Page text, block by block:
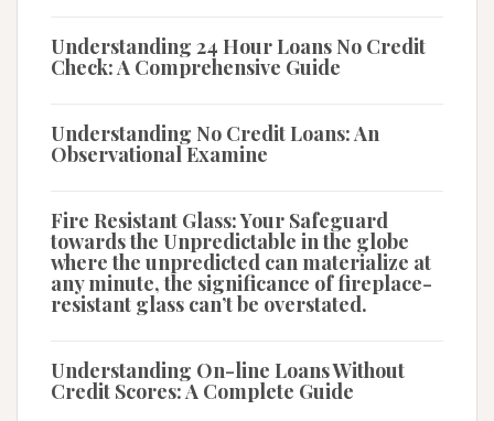
Understanding 24 Hour Loans No Credit
Check: A Comprehensive Guide
Understanding No Credit Loans: An
Observational Examine
Fire Resistant Glass: Your Safeguard
towards the Unpredictable in the globe
where the unpredicted can materialize at
any minute, the significance of fireplace-
resistant glass can’t be overstated.
Understanding On-line Loans Without
Credit Scores: A Complete Guide